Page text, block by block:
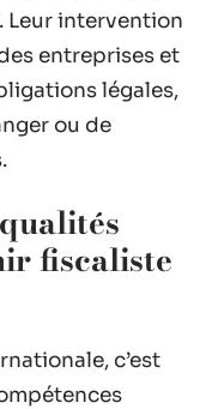
Leur intervention
entreprises et
légales,
ou de
fiscaliste
c’est